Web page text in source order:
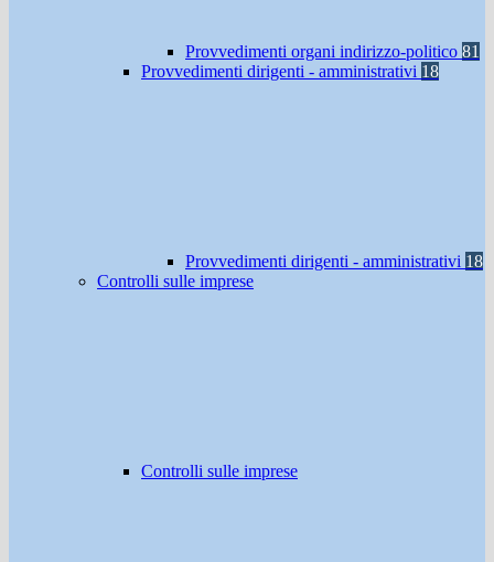
Provvedimenti organi indirizzo-politico 81
Provvedimenti dirigenti - amministrativi 18
Provvedimenti dirigenti - amministrativi 18
Controlli sulle imprese
Controlli sulle imprese